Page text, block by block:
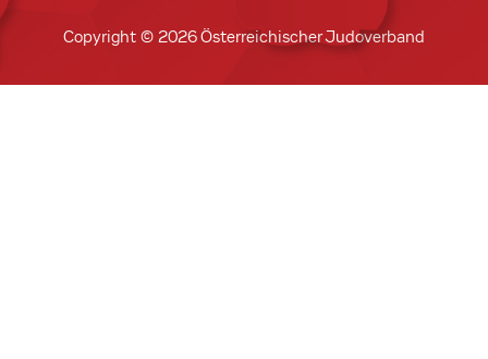
Copyright © 2026 Österreichischer Judoverband